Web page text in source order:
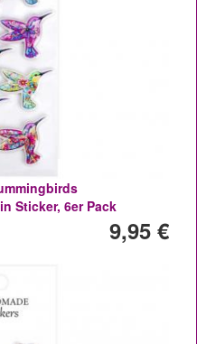
Sticker, 6er Pack
9,95 €